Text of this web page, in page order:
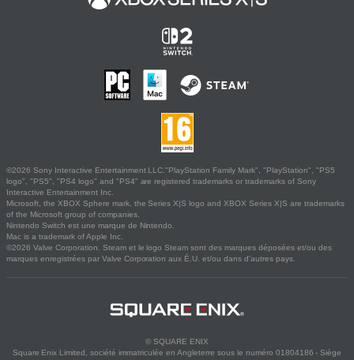
©2026 Sony Interactive Entertainment LLC."PlayStation Family Mark", "PlayStation", "PS5
logo", "PS5", "PS4 logo" and "PS4" are registered trademarks or trademarks of Sony
Interactive Entertainment Inc.
Microsoft, the XBOX Sphere mark, the Series X|S logo and XBOX Series X|S are trademarks
of the Microsoft group of companies.
Nintendo Switch est une marque de Nintendo.
Mac is a trademark of Apple Inc.
©2026 Valve Corporation. Steam et le logo Steam sont des marques déposées et/ou des
marques enregistrées par Valve Corporation aux É.U. et/ou dans d'autres pays.
© SQUARE ENIX
Square Enix Limited, société immatriculée en Angleterre sous le numéro 01804186 - Siège